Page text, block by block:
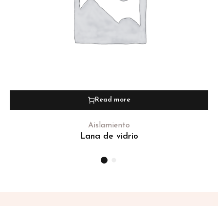
Read more
Aislamiento
Lana de vidrio